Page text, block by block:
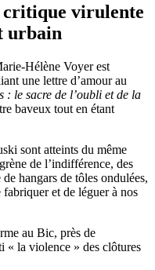
critique virulente
urbain
Hélène Voyer est
une lettre d’amour au
: le sacre de l’oubli et de la
baveux tout en étant
sont atteints du même
de l’indifférence, des
hangars de tôles ondulées,
fabriquer et de léguer à nos
au Bic, près de
« la violence » des clôtures